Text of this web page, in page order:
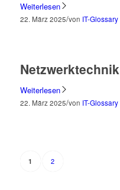
Weiterlesen
22. März 2025/von IT-Glossary
Netzwerktechnik
Weiterlesen
22. März 2025/von IT-Glossary
1 2